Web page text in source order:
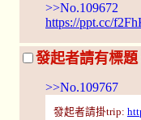
>>No.109672
https://ppt.cc/
發起者請有標題
>>No.109767
發起者請掛trip: